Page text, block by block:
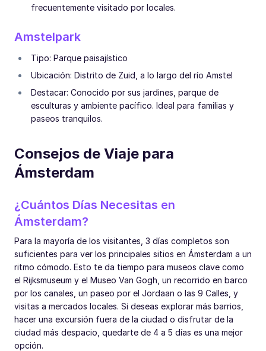
frecuentemente visitado por locales.
Amstelpark
Tipo: Parque paisajístico
Ubicación: Distrito de Zuid, a lo largo del río Amstel
Destacar: Conocido por sus jardines, parque de
esculturas y ambiente pacífico. Ideal para familias y
paseos tranquilos.
Consejos de Viaje para
Ámsterdam
¿Cuántos Días Necesitas en
Ámsterdam?
Para la mayoría de los visitantes, 3 días completos son
suficientes para ver los principales sitios en Ámsterdam a un
ritmo cómodo. Esto te da tiempo para museos clave como
el Rijksmuseum y el Museo Van Gogh, un recorrido en barco
por los canales, un paseo por el Jordaan o las 9 Calles, y
visitas a mercados locales. Si deseas explorar más barrios,
hacer una excursión fuera de la ciudad o disfrutar de la
ciudad más despacio, quedarte de 4 a 5 días es una mejor
opción.